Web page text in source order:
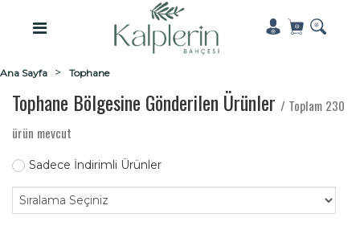
Ana Sayfa Tophane
Tophane Bölgesine Gönderilen Ürünler / Toplam 230
ürün mevcut
Sadece İndirimli Ürünler